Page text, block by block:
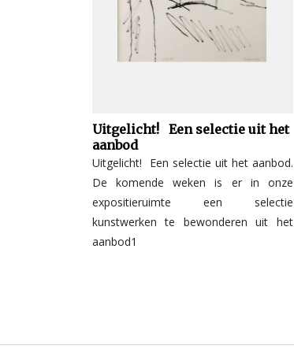
Uitgelicht! Een selectie uit het
aanbod
Uitgelicht! Een selectie uit het aanbod.
De komende weken is er in onze
expositieruimte een selectie
kunstwerken te bewonderen uit het
aanbod1